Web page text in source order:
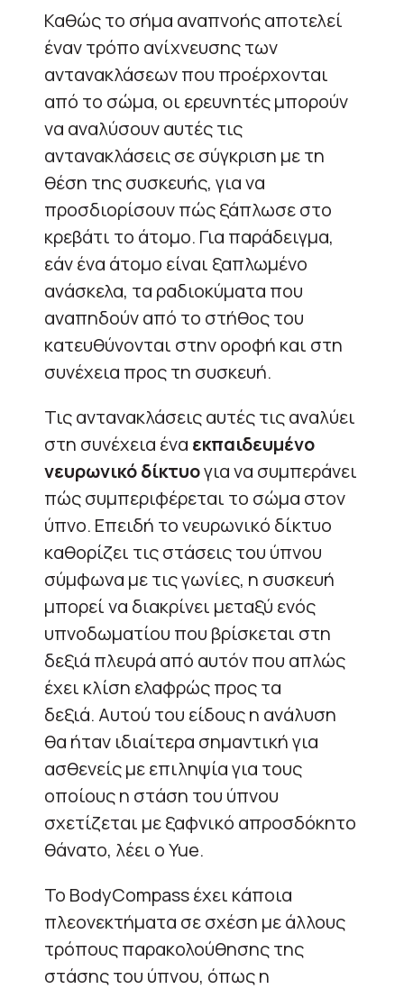
Καθώς το σήμα αναπνοής αποτελεί
έναν τρόπο ανίχνευσης των
αντανακλάσεων που προέρχονται
από το σώμα, οι ερευνητές μπορούν
να αναλύσουν αυτές τις
αντανακλάσεις σε σύγκριση με τη
θέση της συσκευής, για να
προσδιορίσουν πώς ξάπλωσε στο
κρεβάτι το άτομο. Για παράδειγμα,
εάν ένα άτομο είναι ξαπλωμένο
ανάσκελα, τα ραδιοκύματα που
αναπηδούν από το στήθος του
κατευθύνονται στην οροφή και στη
συνέχεια προς τη συσκευή.
Τις αντανακλάσεις αυτές τις αναλύει
στη συνέχεια ένα εκπαιδευμένο
νευρωνικό δίκτυογια να συμπεράνει
πώς συμπεριφέρεται το σώμα στον
ύπνο. Επειδή το νευρωνικό δίκτυο
καθορίζει τις στάσεις του ύπνου
σύμφωνα με τις γωνίες, η συσκευή
μπορεί να διακρίνει μεταξύ ενός
υπνοδωματίου που βρίσκεται στη
δεξιά πλευρά από αυτόν που απλώς
έχει κλίση ελαφρώς προς τα
δεξιά. Αυτού του είδους η ανάλυση
θα ήταν ιδιαίτερα σημαντική για
ασθενείς με επιληψία για τους
οποίους η στάση του ύπνου
σχετίζεται με ξαφνικό απροσδόκητο
θάνατο, λέει οYue.
Το BodyCompass έχει κάποια
πλεονεκτήματα σε σχέση με άλλους
τρόπους παρακολούθησης της
στάσης του ύπνου, όπως η